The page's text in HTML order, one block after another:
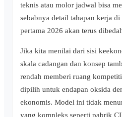
teknis atau molor jadwal bisa
sebabnya detail tahapan kerja
pertama 2026 akan terus
Jika kita menilai dari sisi
skala cadangan dan konsep
rendah memberi ruang
dipilih untuk endapan oksida
ekonomis. Model ini tidak
yang kompleks seperti pabrik